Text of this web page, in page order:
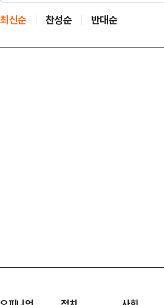
최신순 찬성순 반대순